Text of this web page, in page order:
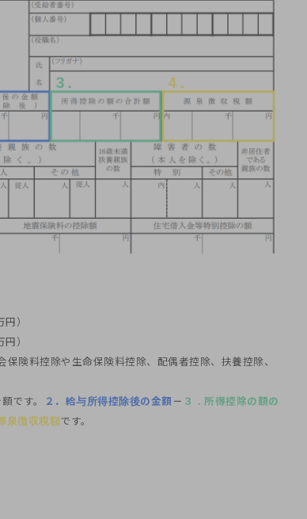
）
）
険料控除や生命保険料控除、配偶者控除、扶養控除、
です。 ２． 給与所得控除後の金額 － ３． 所得控除の額の
泉徴収税額です。